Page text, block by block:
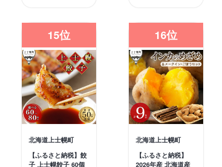
15位
北海道上士幌町
【ふるさと納税】餃
子 上士幌餃子 60個
16位
北海道上士幌町
【ふるさと納税】
2026年産 北海道産